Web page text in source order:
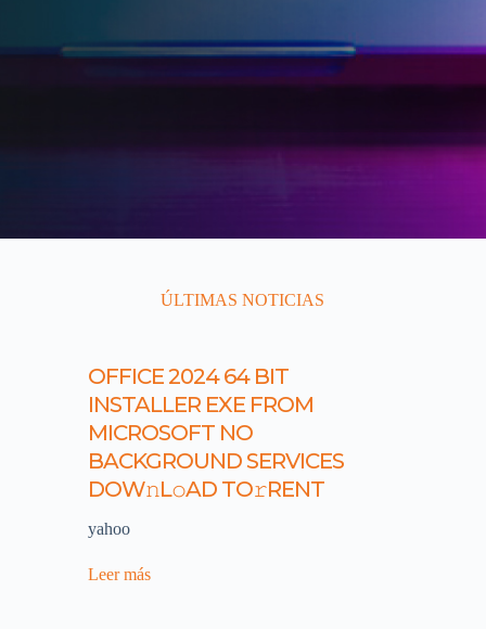
ÚLTIMAS NOTICIAS
OFFICE 2024 64 BIT
INSTALLER EXE FROM
MICROSOFT NO
BACKGROUND SERVICES
DOW𝚗L𝚘AD TO𝚛RENT
yahoo
Leer más